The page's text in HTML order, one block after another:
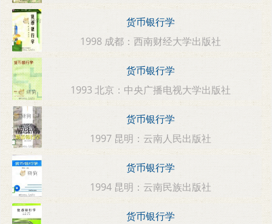
货币银行学
1998 成都：西南财经大学出版社
货币银行学
1993 北京：中央广播电视大学出版社
货币银行学
1997 昆明：云南人民出版社
货币银行学
1994 昆明：云南民族出版社
货币银行学